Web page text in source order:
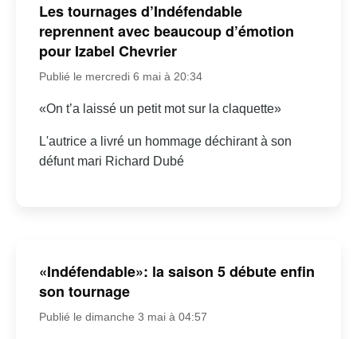
Les tournages d’Indéfendable
reprennent avec beaucoup d’émotion
pour Izabel Chevrier
Publié le mercredi 6 mai à 20:34
«On t’a laissé un petit mot sur la claquette»
L'autrice a livré un hommage déchirant à son
défunt mari Richard Dubé
«Indéfendable»: la saison 5 débute enfin
son tournage
Publié le dimanche 3 mai à 04:57